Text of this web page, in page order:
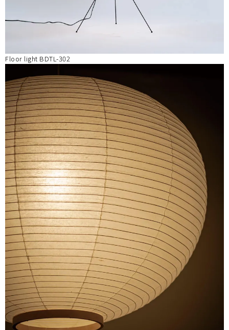
Floor light BDTL-302